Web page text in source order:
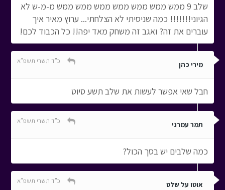
שלב 9 ממש ממש ממש ממש ממש ממש ממש מ-מ-ש לא
הגיוני!!!!!!! כמה שניסיתי לא הצלחתי... ערוץ מאיר איך
עוברים את זה? ואגב זה משחק מאד יפה!! כל הכבוד לכם!
מירי כהן כ"ד תשרי תשפ"א
חבל שאי אפשר לעשות את שלב תשע סיוט
תמר עמרני כ"ד תשרי תשפ"א
כמה שלבים יש בסך הכול?
אוטו על שלט כ"ד תשרי תשפ"א